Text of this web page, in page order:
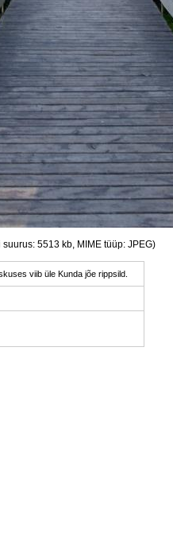
5513 kb, MIME tüüp: JPEG)
viib üle Kunda jõe rippsild.